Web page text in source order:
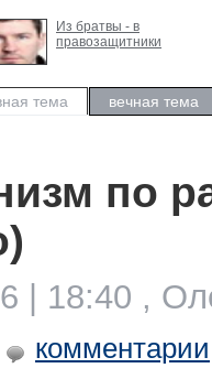
Из братвы - в
правозащитники
тема вечная тема
по
| 18:40 ,
комментарии